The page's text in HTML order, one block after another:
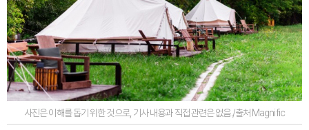
사진은 이해를 돕기 위한 것으로, 기사 내용과 직접 관련은 없음./출처 Magnific